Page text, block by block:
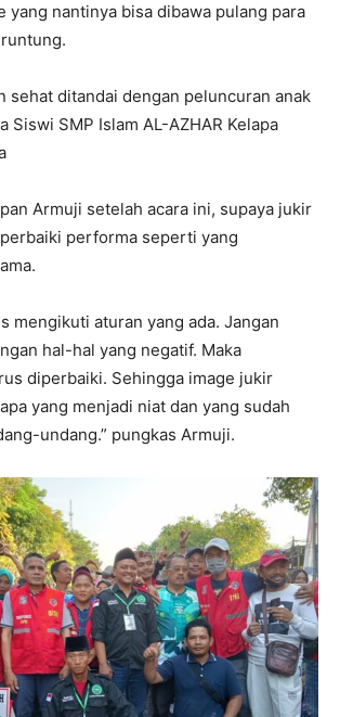
yang nantinya bisa dibawa pulang para
sehat ditandai dengan peluncuran anak
Siswi SMP Islam AL-AZHAR Kelapa
Armuji setelah acara ini, supaya jukir
performa seperti yang
mengikuti aturan yang ada. Jangan
hal-hal yang negatif. Maka
diperbaiki. Sehingga image jukir
yang menjadi niat dan yang sudah
undang.” pungkas Armuji.